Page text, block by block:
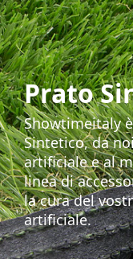
Prato
Showtimeitaly
Sintetico, da
artificiale e al
linea di
la cura del
artificiale.